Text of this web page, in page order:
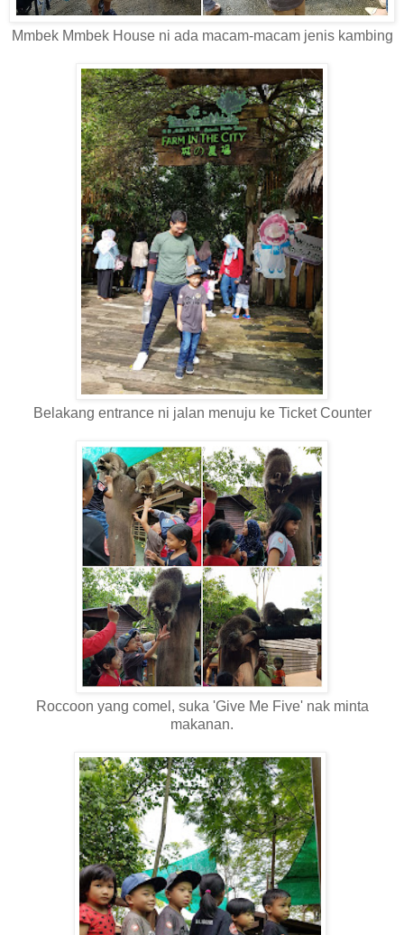
Mmbek Mmbek House ni ada macam-macam jenis kambing
Belakang entrance ni jalan menuju ke Ticket Counter
Roccoon yang comel, suka 'Give Me Five' nak minta
makanan.